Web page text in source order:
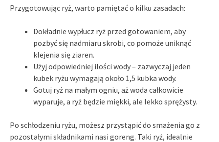
Przygotowując ryż, warto pamiętać o kilku zasadach:
Dokładnie wypłucz ryż przed gotowaniem, aby
pozbyć się nadmiaru skrobi, co pomoże uniknąć
klejenia się ziaren.
Użyj odpowiedniej ilości wody – zazwyczaj jeden
kubek ryżu wymagają około 1,5 kubka wody.
Gotuj ryż na małym ogniu, aż woda całkowicie
wyparuje, a ryż będzie miękki, ale lekko sprężysty.
Po schłodzeniu ryżu, możesz przystąpić do smażenia go z
pozostałymi składnikami nasi goreng. Taki ryż, idealnie